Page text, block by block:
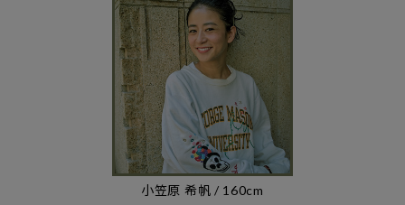
小笠原 希帆 / 160cm